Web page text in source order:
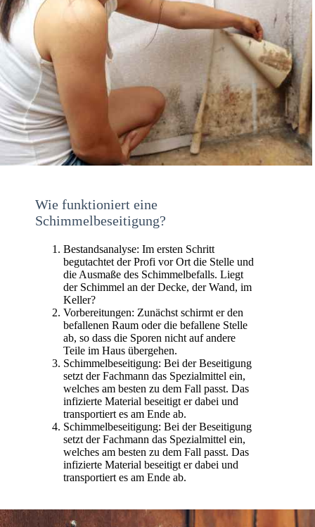
Wie funktioniert eine
Schimmelbeseitigung?
Bestandsanalyse: Im ersten Schritt
begutachtet der Profi vor Ort die Stelle und
die Ausmaße des Schimmelbefalls. Liegt
der Schimmel an der Decke, der Wand, im
Keller?
Vorbereitungen: Zunächst schirmt er den
befallenen Raum oder die befallene Stelle
ab, so dass die Sporen nicht auf andere
Teile im Haus übergehen.
Schimmelbeseitigung: Bei der Beseitigung
setzt der Fachmann das Spezialmittel ein,
welches am besten zu dem Fall passt. Das
infizierte Material beseitigt er dabei und
transportiert es am Ende ab.
Schimmelbeseitigung: Bei der Beseitigung
setzt der Fachmann das Spezialmittel ein,
welches am besten zu dem Fall passt. Das
infizierte Material beseitigt er dabei und
transportiert es am Ende ab.